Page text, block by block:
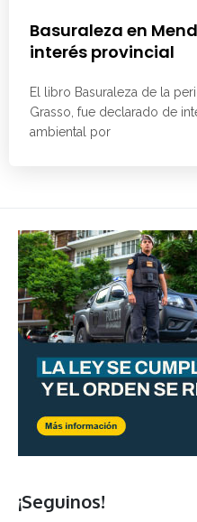
Basuraleza en
interés provincial
El libro Basuraleza de la
Grasso, fue declarado de
ambiental por
¡Seguinos!